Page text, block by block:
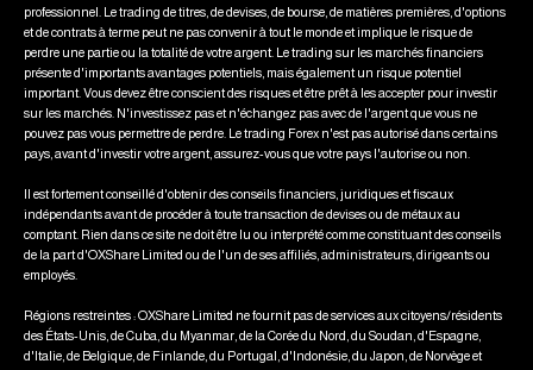
professionnel. Le trading de titres, de devises, de bourse, de matières premières, d'options
et de contrats à terme peut ne pas convenir à tout le monde et implique le risque de
perdre une partie ou la totalité de votre argent. Le trading sur les marchés financiers
présente d'importants avantages potentiels, mais également un risque potentiel
important. Vous devez être conscient des risques et être prêt à les accepter pour investir
sur les marchés. N'investissez pas et n'échangez pas avec de l'argent que vous ne
pouvez pas vous permettre de perdre. Le trading Forex n'est pas autorisé dans certains
pays, avant d'investir votre argent, assurez-vous que votre pays l'autorise ou non.
Il est fortement conseillé d'obtenir des conseils financiers, juridiques et fiscaux
indépendants avant de procéder à toute transaction de devises ou de métaux au
comptant. Rien dans ce site ne doit être lu ou interprété comme constituant des conseils
de la part d'OXShare Limited ou de l'un de ses affiliés, administrateurs, dirigeants ou
employés.
Régions restreintes : OXShare Limited ne fournit pas de services aux citoyens/résidents
des États-Unis, de Cuba, du Myanmar, de la Corée du Nord, du Soudan, d'Espagne,
d'Italie, de Belgique, de Finlande, du Portugal, d'Indonésie, du Japon, de Norvège et